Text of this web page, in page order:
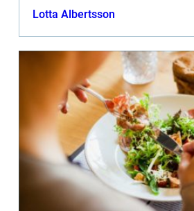
någonsin att nå ut till
Lotta Albertsson